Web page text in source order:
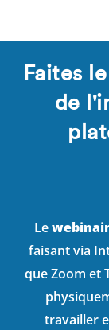
Faites
de
Le
faisant via
que Zoom et
travailler